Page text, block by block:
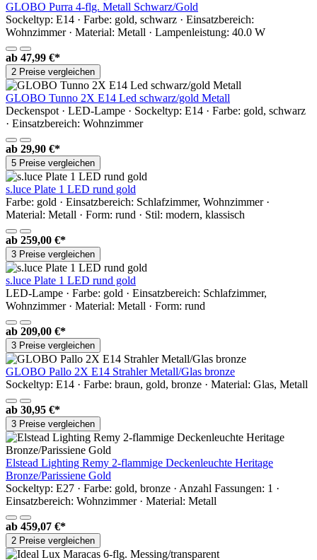
GLOBO Purra 4-flg. Metall Schwarz/Gold
Sockeltyp: E14 · Farbe: gold, schwarz · Einsatzbereich:
Wohnzimmer · Material: Metall · Lampenleistung: 40.0 W
ab 47,99 €*
2 Preise vergleichen
GLOBO Tunno 2X E14 Led schwarz/gold Metall
Deckenspot · LED-Lampe · Sockeltyp: E14 · Farbe: gold, schwarz
· Einsatzbereich: Wohnzimmer
ab 29,90 €*
5 Preise vergleichen
s.luce Plate 1 LED rund gold
Farbe: gold · Einsatzbereich: Schlafzimmer, Wohnzimmer ·
Material: Metall · Form: rund · Stil: modern, klassisch
ab 259,00 €*
3 Preise vergleichen
s.luce Plate 1 LED rund gold
LED-Lampe · Farbe: gold · Einsatzbereich: Schlafzimmer,
Wohnzimmer · Material: Metall · Form: rund
ab 209,00 €*
3 Preise vergleichen
GLOBO Pallo 2X E14 Strahler Metall/Glas bronze
Sockeltyp: E14 · Farbe: braun, gold, bronze · Material: Glas, Metall
ab 30,95 €*
3 Preise vergleichen
Elstead Lighting Remy 2-flammige Deckenleuchte Heritage
Bronze/Parissiene Gold
Sockeltyp: E27 · Farbe: gold, bronze · Anzahl Fassungen: 1 ·
Einsatzbereich: Wohnzimmer · Material: Metall
ab 459,07 €*
2 Preise vergleichen